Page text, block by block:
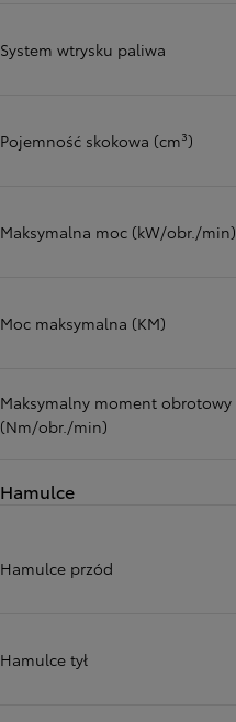
System wtrysku paliwa
Pojemność skokowa (cm³)
Maksymalna moc (kW/obr./min)
Moc maksymalna (KM)
Maksymalny moment obrotowy
(Nm/obr./min)
Hamulce
Hamulce przód
Hamulce tył